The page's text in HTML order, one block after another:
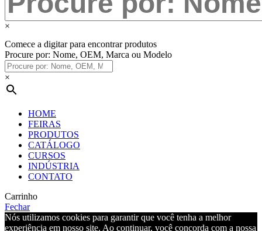
×
Comece a digitar para encontrar produtos
Procure por: Nome, OEM, Marca ou Modelo
×
HOME
FEIRAS
PRODUTOS
CATÁLOGO
CURSOS
INDÚSTRIA
CONTATO
Carrinho
Fechar
Nós utilizamos cookies para garantir que você tenha a melhor
experiência em nosso site. Ao continuar, você concorda com a nossa